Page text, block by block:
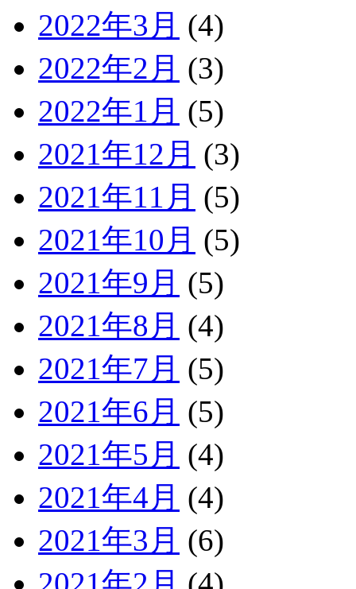
2022年3月 (4)
2022年2月 (3)
2022年1月 (5)
2021年12月 (3)
2021年11月 (5)
2021年10月 (5)
2021年9月 (5)
2021年8月 (4)
2021年7月 (5)
2021年6月 (5)
2021年5月 (4)
2021年4月 (4)
2021年3月 (6)